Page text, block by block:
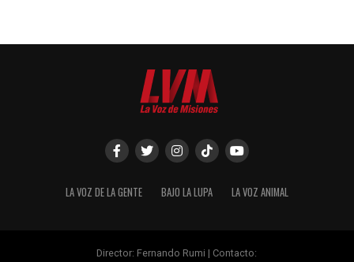
LA VOZ DE LA GENTE BAJO LA LUPA LA VOZ ANIMAL
Director: Fernando Rumi | Contacto: